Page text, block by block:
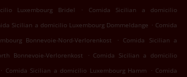
Luxembourg Bridel
.
Comida Sicilian a domicilio
Sicilian a domicilio Luxembourg Dommeldange . Comida
Bonnevoie-Nord-Verlorenkost
. Comida Sicilian a
Bonnevoie-Verlorenkost
. Comida Sicilian a domicilio
. Comida Sicilian a domicilio Luxembourg Hamm . Comida